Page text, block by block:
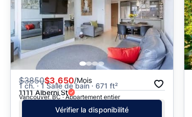
$3850$3,650/Mois
1 ch. · 1 Salle de bain · 671 ft²
1111 Alberni St
Vancouver, BC · Appartement entier
Vérifier la disponibilité